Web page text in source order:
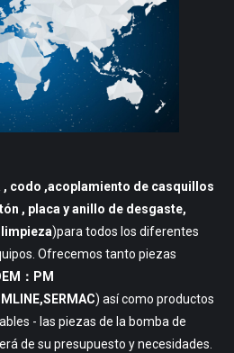
, codo ,acoplamiento de casquillos
, placa y anillo de desgaste,
)para todos los diferentes
Ofrecemos tanto piezas
：PM
) así como productos
- las piezas de la bomba de
de su presupuesto y necesidades.